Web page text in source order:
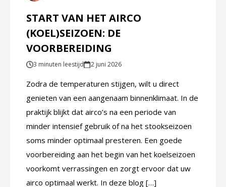
START VAN HET AIRCO
(KOEL)SEIZOEN: DE
VOORBEREIDING
3 minuten leestijd 2 juni 2026
Zodra de temperaturen stijgen, wilt u direct
genieten van een aangenaam binnenklimaat. In de
praktijk blijkt dat airco’s na een periode van
minder intensief gebruik of na het stookseizoen
soms minder optimaal presteren. Een goede
voorbereiding aan het begin van het koelseizoen
voorkomt verrassingen en zorgt ervoor dat uw
airco optimaal werkt. In deze blog […]